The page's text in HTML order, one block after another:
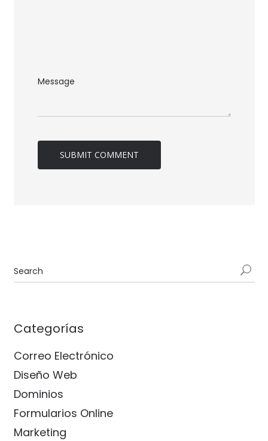
Categorías
Correo Electrónico
Diseño Web
Dominios
Formularios Online
Marketing